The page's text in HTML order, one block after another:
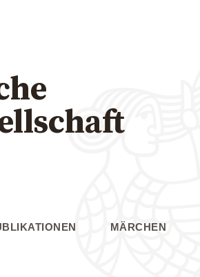
MÄRCHEN